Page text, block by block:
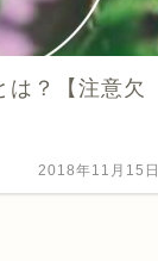
は？【注意欠
2018年11月15日